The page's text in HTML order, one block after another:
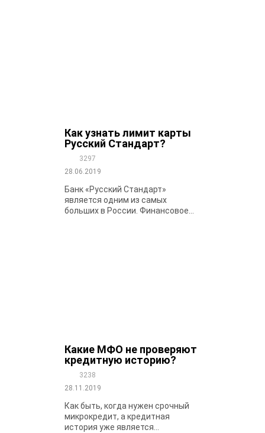
Как узнать лимит карты
Русский Стандарт?
3297
28.06.2019
Банк «Русский Стандарт»
является одним из самых
больших в России. Финансовое...
Какие МФО не проверяют
кредитную историю?
3238
28.11.2019
Как быть, когда нужен срочный
микрокредит, а кредитная
история уже является...